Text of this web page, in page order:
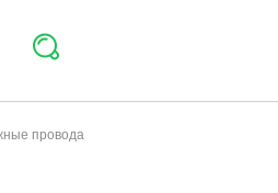
провода